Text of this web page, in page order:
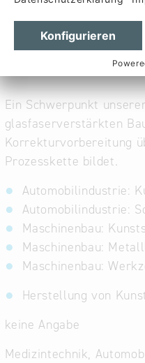
Wir konzipieren und
Serienwerkzeug für
Metalleinlegeteilen.
Unser Spezialgebiet:
Ein Schwerpunkt
glasfaserverstärkten
Korrekturvorbereitung
Prozesskette bildet.
Automobilindustrie:
Automobilindustrie:
Maschinenbau:
Maschinenbau:
Maschinenbau:
Herstellung von
keine Angabe
Medizintechnik,